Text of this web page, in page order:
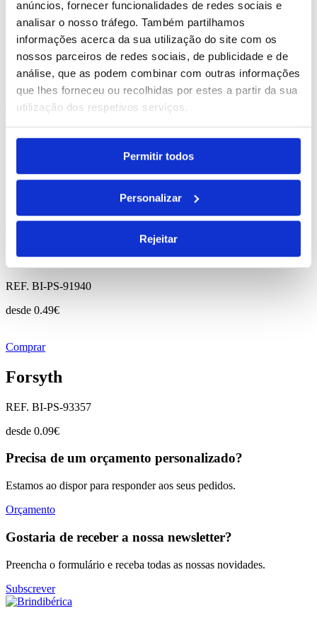
anúncios, fornecer funcionalidades de redes sociais e
analisar o nosso tráfego. Também partilhamos
informações acerca da sua utilização do site com os
nossos parceiros de redes sociais, de publicidade e de
análise, que as podem combinar com outras informações
que lhes forneceu ou recolhidas por estes a partir da sua
utilização dos respetivos serviços.
Permitir todos
Personalizar
Rejeitar
Santana
REF. BI-PS-92266
desde 12.31
Comprar
Avery
Comprar
Parrot
REF. BI-PS-91940
desde 0.49€
Comprar
Forsyth
REF. BI-PS-93357
desde 0.09€
Precisa de um orçamento personalizado?
Estamos ao dispor para responder aos seus pedidos.
Orçamento
Gostaria de receber a nossa newsletter?
Preencha o formulário e receba todas as nossas novidades.
Subscrever